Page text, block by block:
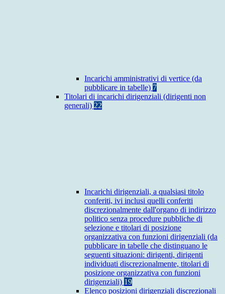
Incarichi amministrativi di vertice (da
pubblicare in tabelle) 7
Titolari di incarichi dirigenziali (dirigenti non
generali) 22
Incarichi dirigenziali, a qualsiasi titolo
conferiti, ivi inclusi quelli conferiti
discrezionalmente dall'organo di indirizzo
politico senza procedure pubbliche di
selezione e titolari di posizione
organizzativa con funzioni dirigenziali (da
pubblicare in tabelle che distinguano le
seguenti situazioni: dirigenti, dirigenti
individuati discrezionalmente, titolari di
posizione organizzativa con funzioni
dirigenziali) 19
Elenco posizioni dirigenziali discrezionali